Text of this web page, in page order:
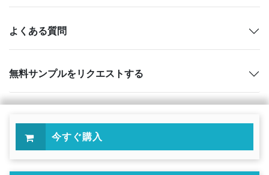
よくある質問
無料サンプルをリクエストする
今すぐ購入